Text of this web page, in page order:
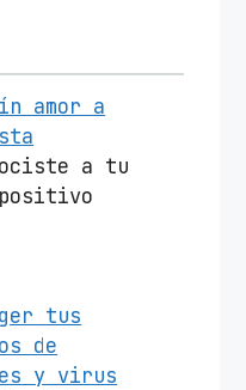
amor a
a tu
tus
de
y virus